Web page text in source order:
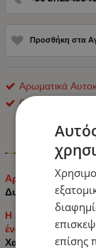
Προσθήκη στα
Αρωματικά
ΟΕΜ
Αρωματικό χώρου
Δυνατό, πλούσιο
Η ένταση του
ένα
Χαρακτηριστικά:
επίσης